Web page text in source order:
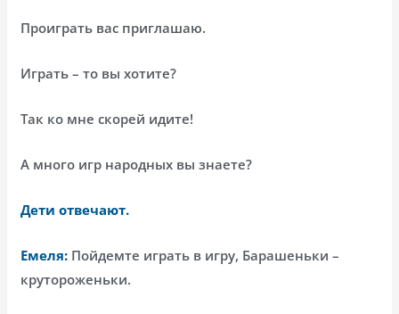
Проиграть вас приглашаю.
Играть – то вы хотите?
Так ко мне скорей идите!
А много игр народных вы знаете?
Дети отвечают.
Емеля: Пойдемте играть в игру, Барашеньки –
крутороженьки.